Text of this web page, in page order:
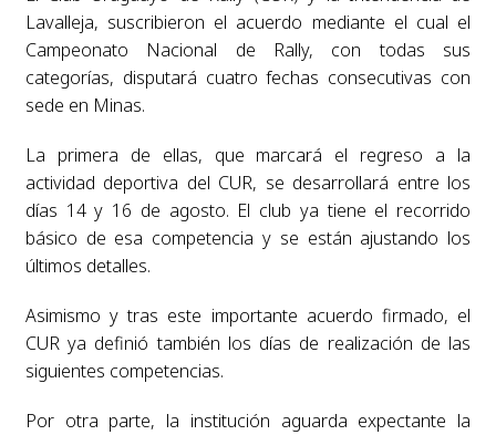
Lavalleja, suscribieron el acuerdo mediante el cual el
Campeonato Nacional de Rally, con todas sus
categorías, disputará cuatro fechas consecutivas con
sede en Minas.
La primera de ellas, que marcará el regreso a la
actividad deportiva del CUR, se desarrollará entre los
días 14 y 16 de agosto. El club ya tiene el recorrido
básico de esa competencia y se están ajustando los
últimos detalles.
Asimismo y tras este importante acuerdo firmado, el
CUR ya definió también los días de realización de las
siguientes competencias.
Por otra parte, la institución aguarda expectante la